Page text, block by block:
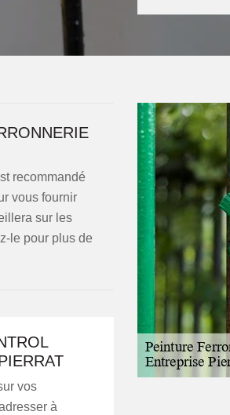
recommandé
vous fournir
sur les
le pour plus de
vos
à